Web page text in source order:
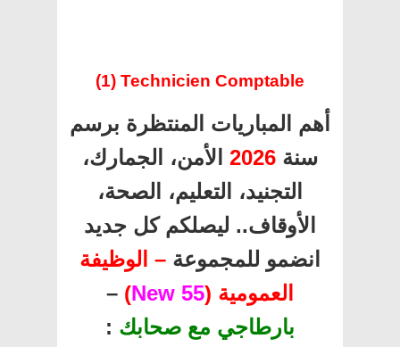
(1) Technicien Comptable
أهم المباريات المنتظرة برسم
سنة 2026 الأمن، الجمارك،
التجنيد، التعليم، الصحة،
الأوقاف.. ليصلكم كل جديد
انضمو للمجموعة – الوظيفة
العمومية (55 New
)
–
بارطاجي مع صحابك :